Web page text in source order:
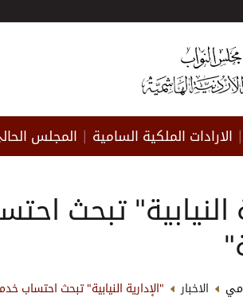
الارادات الملكية السامية المجلس
النيابية" تبحث
الاخبار "الإدارية النيابية" تبحث احتساب